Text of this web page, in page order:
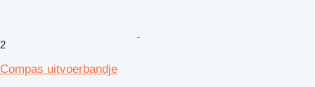
2
Compas uitvoerbandje